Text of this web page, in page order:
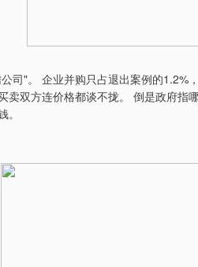
司"。 企业并购只占退出案例的1.2%
卖双方连价格都谈不拢。 倒是政府指